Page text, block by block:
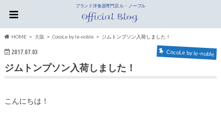
ブランド洋食器専門店 ル・ノーブル
HOME 大阪 CocoLe by le-noble ジムトンプソン入荷しました！
2017.07.03 CocoLe by le-noble
ジムトンプソン入荷しました！
こんにちは！